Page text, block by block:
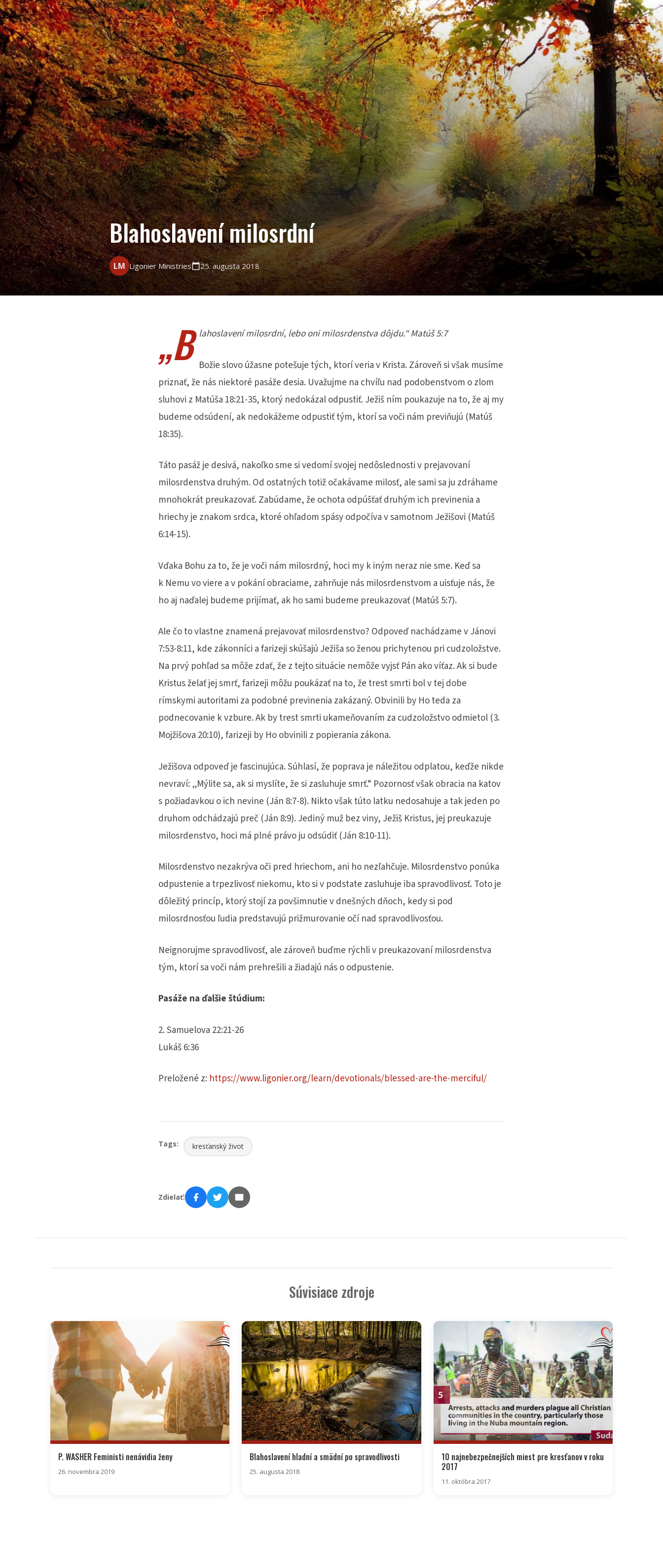
Blahoslavení milosrdní
LM Ligonier Ministriescalendar_today25. augusta 2018
„B lahoslavení milosrdní, lebo oni milosrdenstva dôjdu.“ Matúš 5:7
Božie slovo úžasne potešuje tých, ktorí veria v Krista. Zároveň si však musíme
priznať, že nás niektoré pasáže desia. Uvažujme na chvíľu nad podobenstvom o zlom
sluhovi z Matúša 18:21-35, ktorý nedokázal odpustiť. Ježiš ním poukazuje na to, že aj my
budeme odsúdení, ak nedokážeme odpustiť tým, ktorí sa voči nám previňujú (Matúš
18:35).
Táto pasáž je desivá, nakoľko sme si vedomí svojej nedôslednosti v prejavovaní
milosrdenstva druhým. Od ostatných totiž očakávame milosť, ale sami sa ju zdráhame
mnohokrát preukazovať. Zabúdame, že ochota odpúšťať druhým ich previnenia a
hriechy je znakom srdca, ktoré ohľadom spásy odpočíva v samotnom Ježišovi (Matúš
6:14-15).
Vďaka Bohu za to, že je voči nám milosrdný, hoci my k iným neraz nie sme. Keď sa
k Nemu vo viere a v pokání obraciame, zahrňuje nás milosrdenstvom a uisťuje nás, že
ho aj naďalej budeme prijímať, ak ho sami budeme preukazovať (Matúš 5:7).
Ale čo to vlastne znamená prejavovať milosrdenstvo? Odpoveď nachádzame v Jánovi
7:53-8:11, kde zákonníci a farizeji skúšajú Ježiša so ženou prichytenou pri cudzoložstve.
Na prvý pohľad sa môže zdať, že z tejto situácie nemôže vyjsť Pán ako víťaz. Ak si bude
Kristus želať jej smrť, farizeji môžu poukázať na to, že trest smrti bol v tej dobe
rímskymi autoritami za podobné previnenia zakázaný. Obvinili by Ho teda za
podnecovanie k vzbure. Ak by trest smrti ukameňovaním za cudzoložstvo odmietol (3.
Mojžišova 20:10), farizeji by Ho obvinili z popierania zákona.
Ježišova odpoveď je fascinujúca. Súhlasí, že poprava je náležitou odplatou, keďže nikde
nevraví: „Mýlite sa, ak si myslíte, že si zasluhuje smrť.“ Pozornosť však obracia na katov
s požiadavkou o ich nevine (Ján 8:7-8). Nikto však túto latku nedosahuje a tak jeden po
druhom odchádzajú preč (Ján 8:9). Jediný muž bez viny, Ježiš Kristus, jej preukazuje
milosrdenstvo, hoci má plné právo ju odsúdiť (Ján 8:10-11).
Milosrdenstvo nezakrýva oči pred hriechom, ani ho nezľahčuje. Milosrdenstvo ponúka
odpustenie a trpezlivosť niekomu, kto si v podstate zasluhuje iba spravodlivosť. Toto je
dôležitý princíp, ktorý stojí za povšimnutie v dnešných dňoch, kedy si pod
milosrdnosťou ľudia predstavujú prižmurovanie očí nad spravodlivosťou.
Neignorujme spravodlivosť, ale zároveň buďme rýchli v preukazovaní milosrdenstva
tým, ktorí sa voči nám prehrešili a žiadajú nás o odpustenie.
Pasáže na ďalšie štúdium:
2. Samuelova 22:21-26
Lukáš 6:36
Preložené z: https://www.ligonier.org/learn/devotionals/blessed-are-the-merciful/
Tags: kresťanský život
Zdielať:
Súvisiace zdroje
P. WASHER Feministi nenávidia ženy
26. novembra 2019
Blahoslavení hladní a smädní po spravodlivosti
25. augusta 2018
10 najnebezpečnejších miest pre kresťanov v roku
2017
11. októbra 2017